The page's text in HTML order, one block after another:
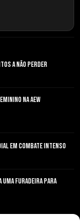
A NÃO PERDER
NA AEW
EM COMBATE INTENSO
UMA FURADEIRA PARA